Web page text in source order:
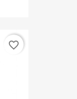
favorite_border